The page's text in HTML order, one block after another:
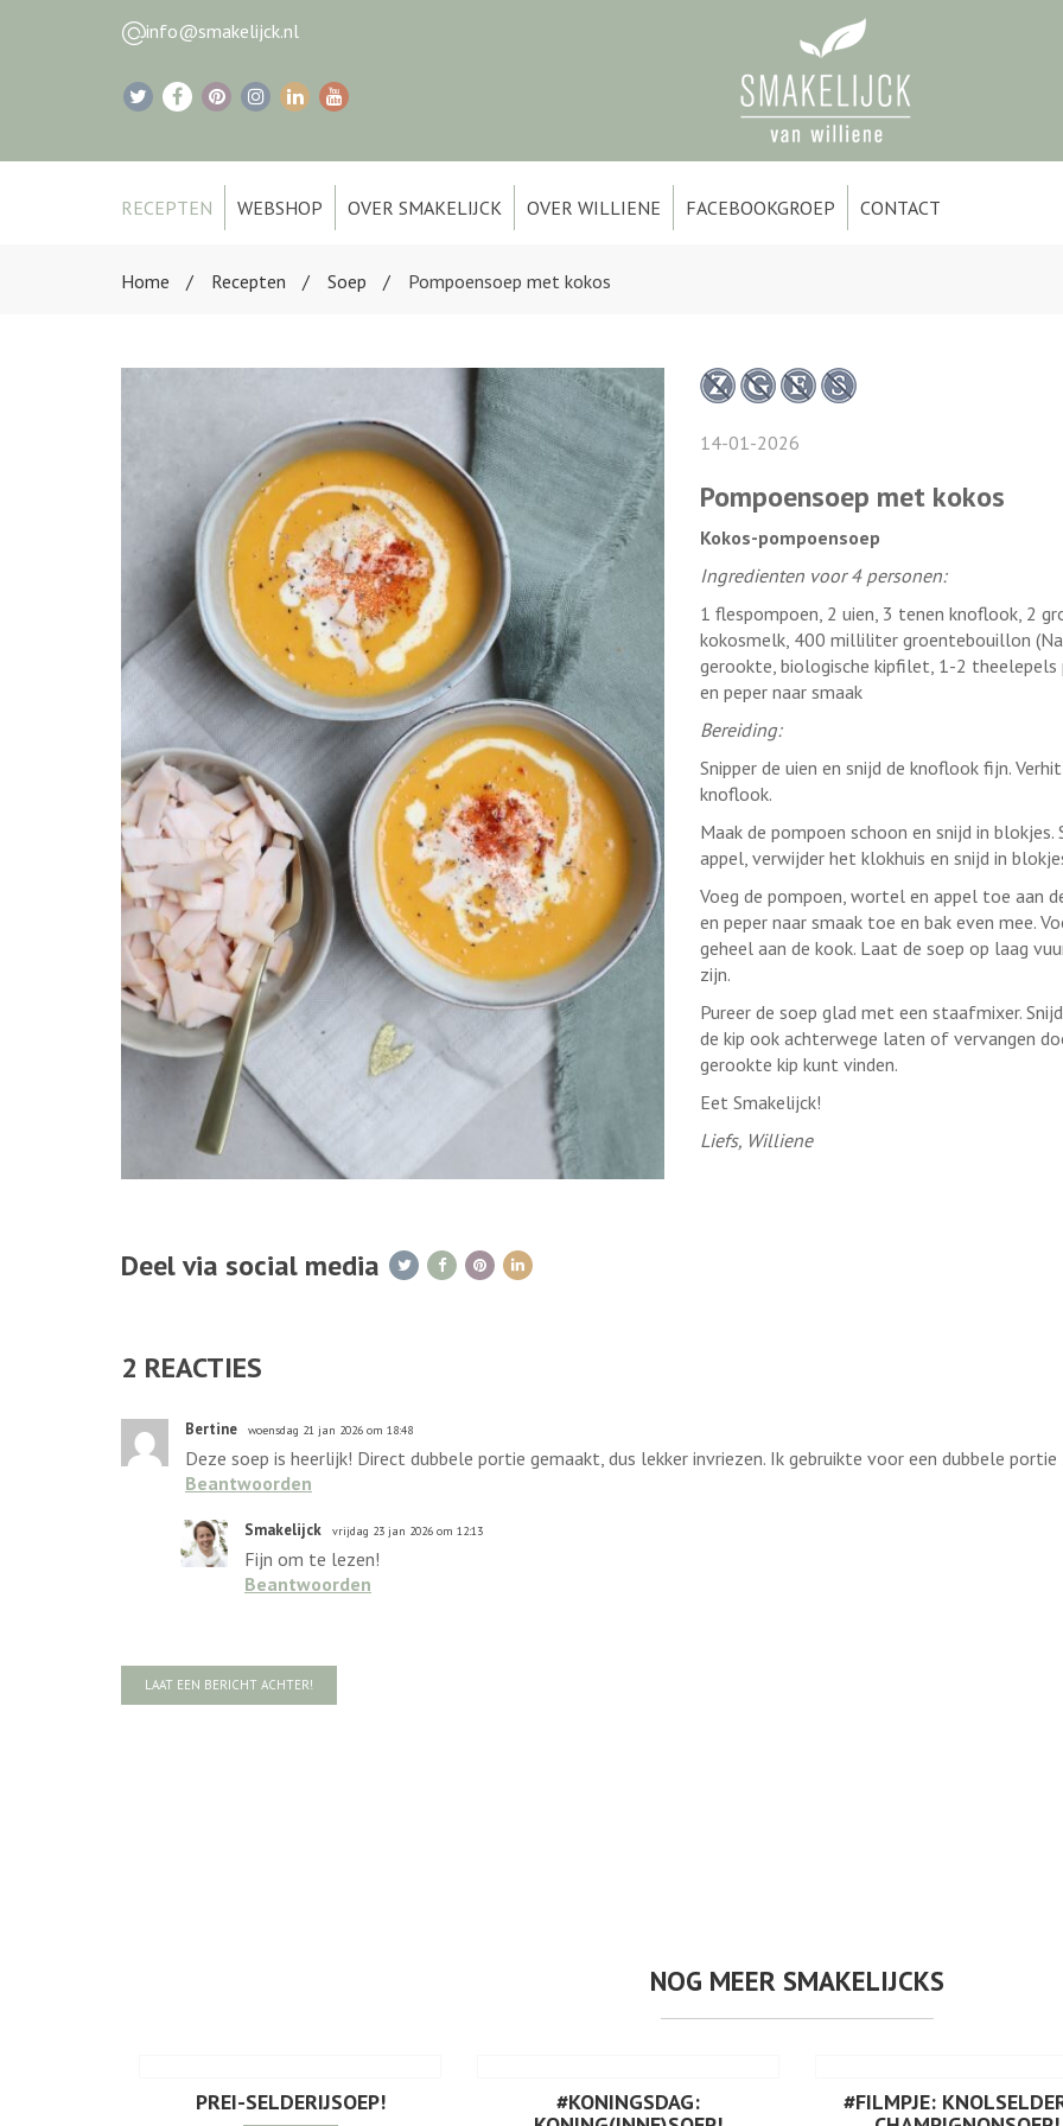
info@smakelijck.nl
RECEPTEN WEBSHOP OVER SMAKELIJCK OVER WILLIENE FACEBOOKGROEP CONTACT
Home Recepten Soep Pompoensoep met kokos
14-01-2026
Pompoensoep met kokos
Kokos-pompoensoep
Ingredienten voor 4 personen:
1 flespompoen, 2 uien, 3 tenen knoflook, 2
kokosmelk, 400 milliliter groentebouillon
gerookte, biologische kipfilet, 1-2 theelepels
en peper naar smaak
Bereiding:
Snipper de uien en snijd de knoflook fijn.
knoflook.
Maak de pompoen schoon en snijd in
appel, verwijder het klokhuis en snijd in
Voeg de pompoen, wortel en appel toe aan
en peper naar smaak toe en bak even mee.
geheel aan de kook. Laat de soep op laag
zijn.
Pureer de soep glad met een staafmixer.
de kip ook achterwege laten of vervangen
gerookte kip kunt vinden.
Eet Smakelijck!
Liefs, Williene
Deel via social media
2 REACTIES
Bertine woensdag 21 jan 2026 om 18:48
Deze soep is heerlijk! Direct dubbele portie gemaakt, dus lekker invriezen. Ik gebruikte voor een dubbele
Beantwoorden
Smakelijck vrijdag 23 jan 2026 om 12:13
Fijn om te lezen!
Beantwoorden
LAAT EEN BERICHT ACHTER!
NOG MEER SMAKELIJCKS
PREI-SELDERIJSOEP!
#KONINGSDAG:
#FILMPJE: